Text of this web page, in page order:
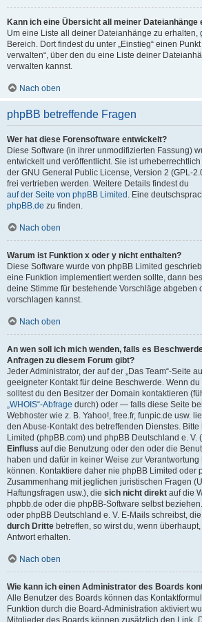
Kann ich eine Übersicht all meiner Dateianhänge
Um eine Liste all deiner Dateianhänge zu erhalten,
Bereich. Dort findest du unter „Einstieg“ einen
verwalten“, über den du eine Liste deiner
verwalten kannst.
Nach oben
phpBB betreffende Fragen
Wer hat diese Forensoftware entwickelt?
Diese Software (in ihrer unmodifizierten Fassung)
entwickelt und veröffentlicht. Sie ist
der GNU General Public License, Version 2 (GPL-
frei vertrieben werden. Weitere Details findest du
auf der Seite von phpBB Limited . Eine
phpBB.de zu finden.
Nach oben
Warum ist Funktion x oder y nicht enthalten?
Diese Software wurde von phpBB Limited
eine Funktion implementiert werden sollte, dann
deine Stimme für bestehende Vorschläge abgeben
vorschlagen kannst.
Nach oben
An wen soll ich mich wenden, falls es
Anfragen zu diesem Forum gibt?
Jeder Administrator, der auf der „Das Team“-Seite
geeigneter Kontakt für deine Beschwerde. Wenn
solltest du den Besitzer der Domain kontaktieren
„WHOIS“-Abfrage durch) oder — falls diese Seite
Webhoster wie z. B. Yahoo!, free.fr, funpic.de usw.
den Abuse-Kontakt des betreffenden Dienstes.
Limited (phpBB.com) und phpBB Deutschland e. V.
Einfluss auf die Benutzung oder den oder die
haben und dafür in keiner Weise zur
können. Kontaktiere daher nie phpBB Limited oder
Zusammenhang mit jeglichen juristischen Fragen
Haftungsfragen usw.), die sich nicht direkt auf die
phpbb.de oder die phpBB-Software selbst
oder phpBB Deutschland e. V. E-Mails schreibst,
durch Dritte betreffen, so wirst du, wenn
Antwort erhalten.
Nach oben
Wie kann ich einen Administrator des Boards
Alle Benutzer des Boards können das
Funktion durch die Board-Administration aktiviert
Mitglieder des Boards können zusätzlich den Link